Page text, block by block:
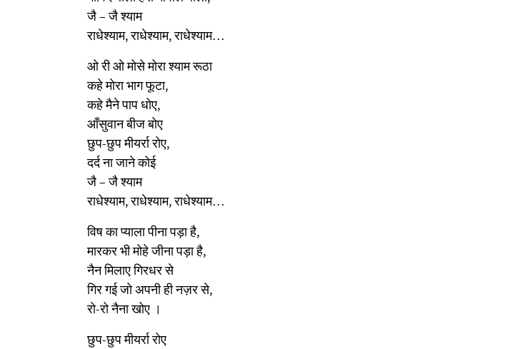
जै – जै श्याम
राधेश्याम, राधेश्याम, राधेश्याम…
ओ री ओ मोसे मोरा श्याम रूठा
कहे मोरा भाग फूटा,
कहे मैने पाप धोए,
आँसुवान बीज बोए
छुप-छुप मीयर्रा रोए,
दर्द ना जाने कोई
जै – जै श्याम
राधेश्याम, राधेश्याम, राधेश्याम…
विष का प्याला पीना पड़ा है,
मारकर भी मोहे जीना पड़ा है,
नैन मिलाए गिरधर से
गिर गई जो अपनी ही नज़र से,
रो-रो नैना खोए ।
छुप-छुप मीयर्रा रोए